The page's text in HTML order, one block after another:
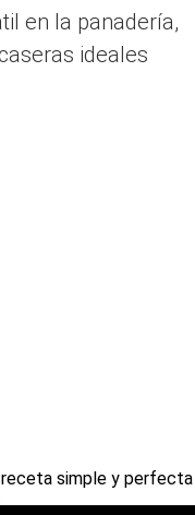
en la panadería,
ideales